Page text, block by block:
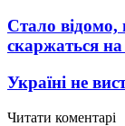
Стало відомо,
скаржаться
Україні не
Читати коментарі